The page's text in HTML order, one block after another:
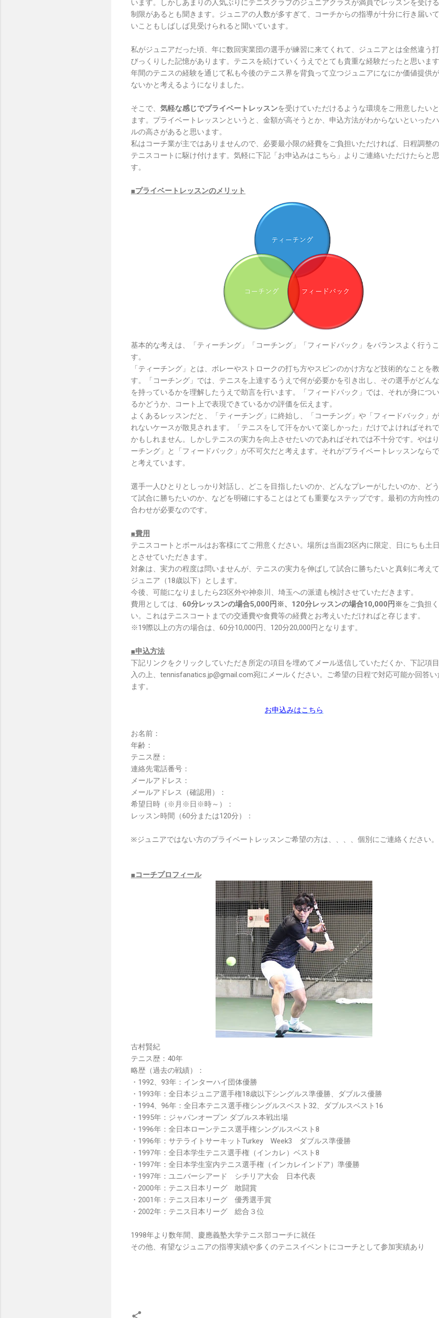
います。しかしあまりの人気ぶりにテニスクラブのジュニアクラスが満員でレッスンを受け
制限があるとも聞きます。ジュニアの人数が多すぎて、コーチからの指導が十分に行き届い
いこともしばしば見受けられると聞いています。
私がジュニアだった頃、年に数回実業団の選手が練習に来てくれて、ジュニアとは全然違う
びっくりした記憶があります。テニスを続けていくうえでとても貴重な経験だったと思いま
年間のテニスの経験を通じて私も今後のテニス界を背負って立つジュニアになにか価値提供
ないかと考えるようになりました。
そこで、 気軽な感じでプライベートレッスンを受けていただけるような環境をご用意したい
ます。プライベートレッスンというと、金額が高そうとか、申込方法がわからないといった
ルの高さがあると思います。
私はコーチ業が主ではありませんので、必要最小限の経費をご負担いただければ、日程調整の
テニスコートに駆け付けます。気軽に下記「お申込みはこちら」よりご連絡いただけたらと
す。
■プライベートレッスンのメリット
基本的な考えは、「ティーチング」「コーチング」「フィードバック」をバランスよく行う
す。
「ティーチング」とは、ボレーやストロークの打ち方やスピンのかけ方など技術的なことを
す。「コーチング」では、テニスを上達するうえで何が必要かを引き出し、その選手がどんな
を持っているかを理解したうえで助言を行います。「フィードバック」では、それが身につ
るかどうか、コート上で表現できているかの評価を伝えます。
よくあるレッスンだと、「ティーチング」に終始し、「コーチング」や「フィードバック」
れないケースが散見されます。「テニスをして汗をかいて楽しかった」だけでよければそれ
かもしれません。しかしテニスの実力を向上させたいのであればそれでは不十分です。やは
ーチング」と「フィードバック」が不可欠だと考えます。それがプライベートレッスンなら
と考えています。
選手一人ひとりとしっかり対話し、どこを目指したいのか、どんなプレーがしたいのか、ど
て試合に勝ちたいのか、などを明確にすることはとても重要なステップです。最初の方向性
合わせが必要なのです。
■費用
テニスコートとボールはお客様にてご用意ください。場所は当面23区内に限定、日にちも土
とさせていただきます。
対象は、実力の程度は問いませんが、テニスの実力を伸ばして試合に勝ちたいと真剣に考え
ジュニア（18歳以下）とします。
今後、可能になりましたら23区外や神奈川、埼玉への派遣も検討させていただきます。
費用としては、 60分レッスンの場合5,000円※、120分レッスンの場合10,000円※をご負担
い。これはテニスコートまでの交通費や食費等の経費とお考えいただければと存じます。
※19際以上の方の場合は、60分10,000円、120分20,000円となります。
■申込方法
下記リンクをクリックしていただき所定の項目を埋めてメール送信していただくか、下記項
入の上、tennisfanatics.jp@gmail.com宛にメールください。ご希望の日程で対応可能か回答い
ます。
お申込みはこちら
お名前：
年齢：
テニス歴：
連絡先電話番号：
メールアドレス：
メールアドレス（確認用）：
希望日時（※月※日※時～）：
レッスン時間（60分または120分）：
※ジュニアではない方のプライベートレッスンご希望の方は、、、、個別にご連絡ください。
■コーチプロフィール
古村賢紀
テニス歴：40年
略歴（過去の戦績）：
・1992、93年：インターハイ団体優勝
・1993年：全日本ジュニア選手権18歳以下シングルス準優勝、ダブルス優勝
・1994、96年：全日本テニス選手権シングルスベスト32、ダブルスベスト16
・1995年：ジャパンオープン ダブルス本戦出場
・1996年：全日本ローンテニス選手権シングルスベスト8
・1996年：サテライトサーキットTurkey Week3 ダブルス準優勝
・1997年：全日本学生テニス選手権（インカレ）ベスト8
・1997年：全日本学生室内テニス選手権（インカレインドア）準優勝
・1997年：ユニバーシアード シチリア大会 日本代表
・2000年：テニス日本リーグ 敢闘賞
・2001年：テニス日本リーグ 優秀選手賞
・2002年：テニス日本リーグ 総合３位
1998年より数年間、慶應義塾大学テニス部コーチに就任
その他、有望なジュニアの指導実績や多くのテニスイベントにコーチとして参加実績あり